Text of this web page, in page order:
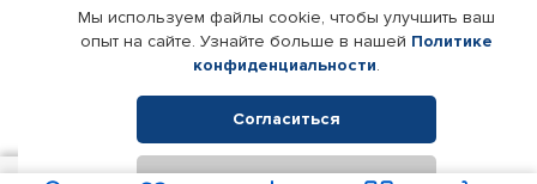
Партнерам
Корпоративным клиентам
Поставщикам
Реквизиты компании
Мы используем файлы cookie, чтобы улучшить ваш
опыт на сайте. Узнайте больше в нашей Политике
конфиденциальности.
Согласиться
Отклонить